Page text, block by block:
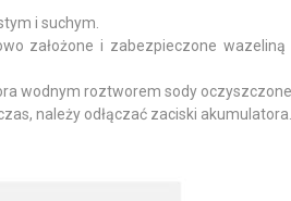
i suchym.
założone i zabezpieczone
wodnym roztworem sody
należy odłączać zaciski akumulatora.